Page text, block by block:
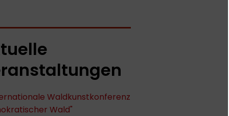
Waldkunstkonferenz
Wald"